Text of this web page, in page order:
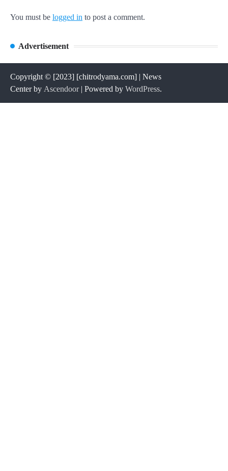
You must be logged in to post a comment.
Advertisement
Copyright © [2023] [chitrodyama.com] | News
Center by Ascendoor| Powered by WordPress.